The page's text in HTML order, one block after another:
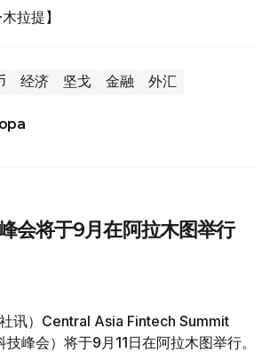
拉提】
经济 坚戈 金融 外汇
会将于9月在阿拉木图举行
社讯）Central Asia Fintech Summit
峰会）将于9月11日在阿拉木图举行。